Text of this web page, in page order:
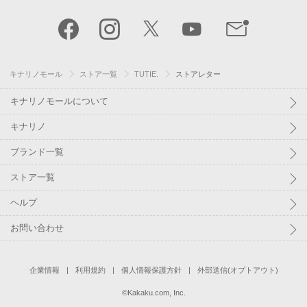
キナリノモール ストア一覧 TUTIE. ストアレター
キナリノモールについて
キナリノ
ブランド一覧
ストア一覧
ヘルプ
お問い合わせ
企業情報 利用規約 個人情報保護方針 外部送信(オプトアウト)
©Kakaku.com, Inc.